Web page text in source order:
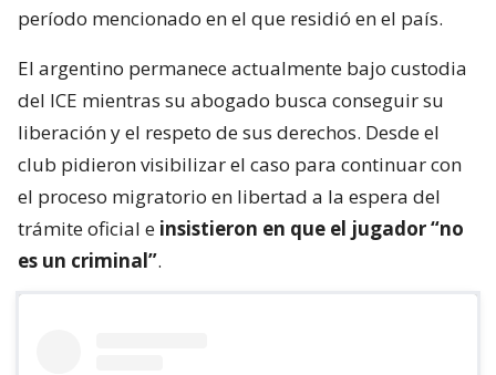
período mencionado en el que residió en el país.
El argentino permanece actualmente bajo custodia
del ICE mientras su abogado busca conseguir su
liberación y el respeto de sus derechos. Desde el
club pidieron visibilizar el caso para continuar con
el proceso migratorio en libertad a la espera del
trámite oficial e insistieron en que el jugador “no
es un criminal”.